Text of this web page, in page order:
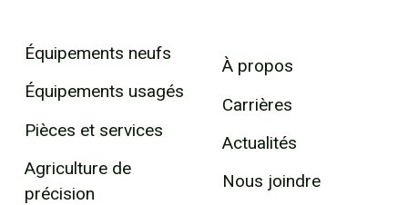
Équipements neufs
Équipements usagés
Pièces et services
Agriculture de
précision
À propos
Carrières
Actualités
Nous joindre